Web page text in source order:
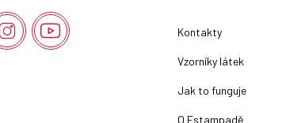
Kontakty
Vzorníky látek
Jak to funguje
O Estampadě